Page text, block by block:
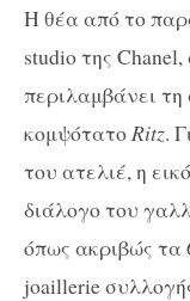
Η θέα από το
studio της
περιλαμβάνει τη
κομψότατοRitz.
του ατελιέ, η
διάλογο του
όπως ακριβώς τα
joaillerie